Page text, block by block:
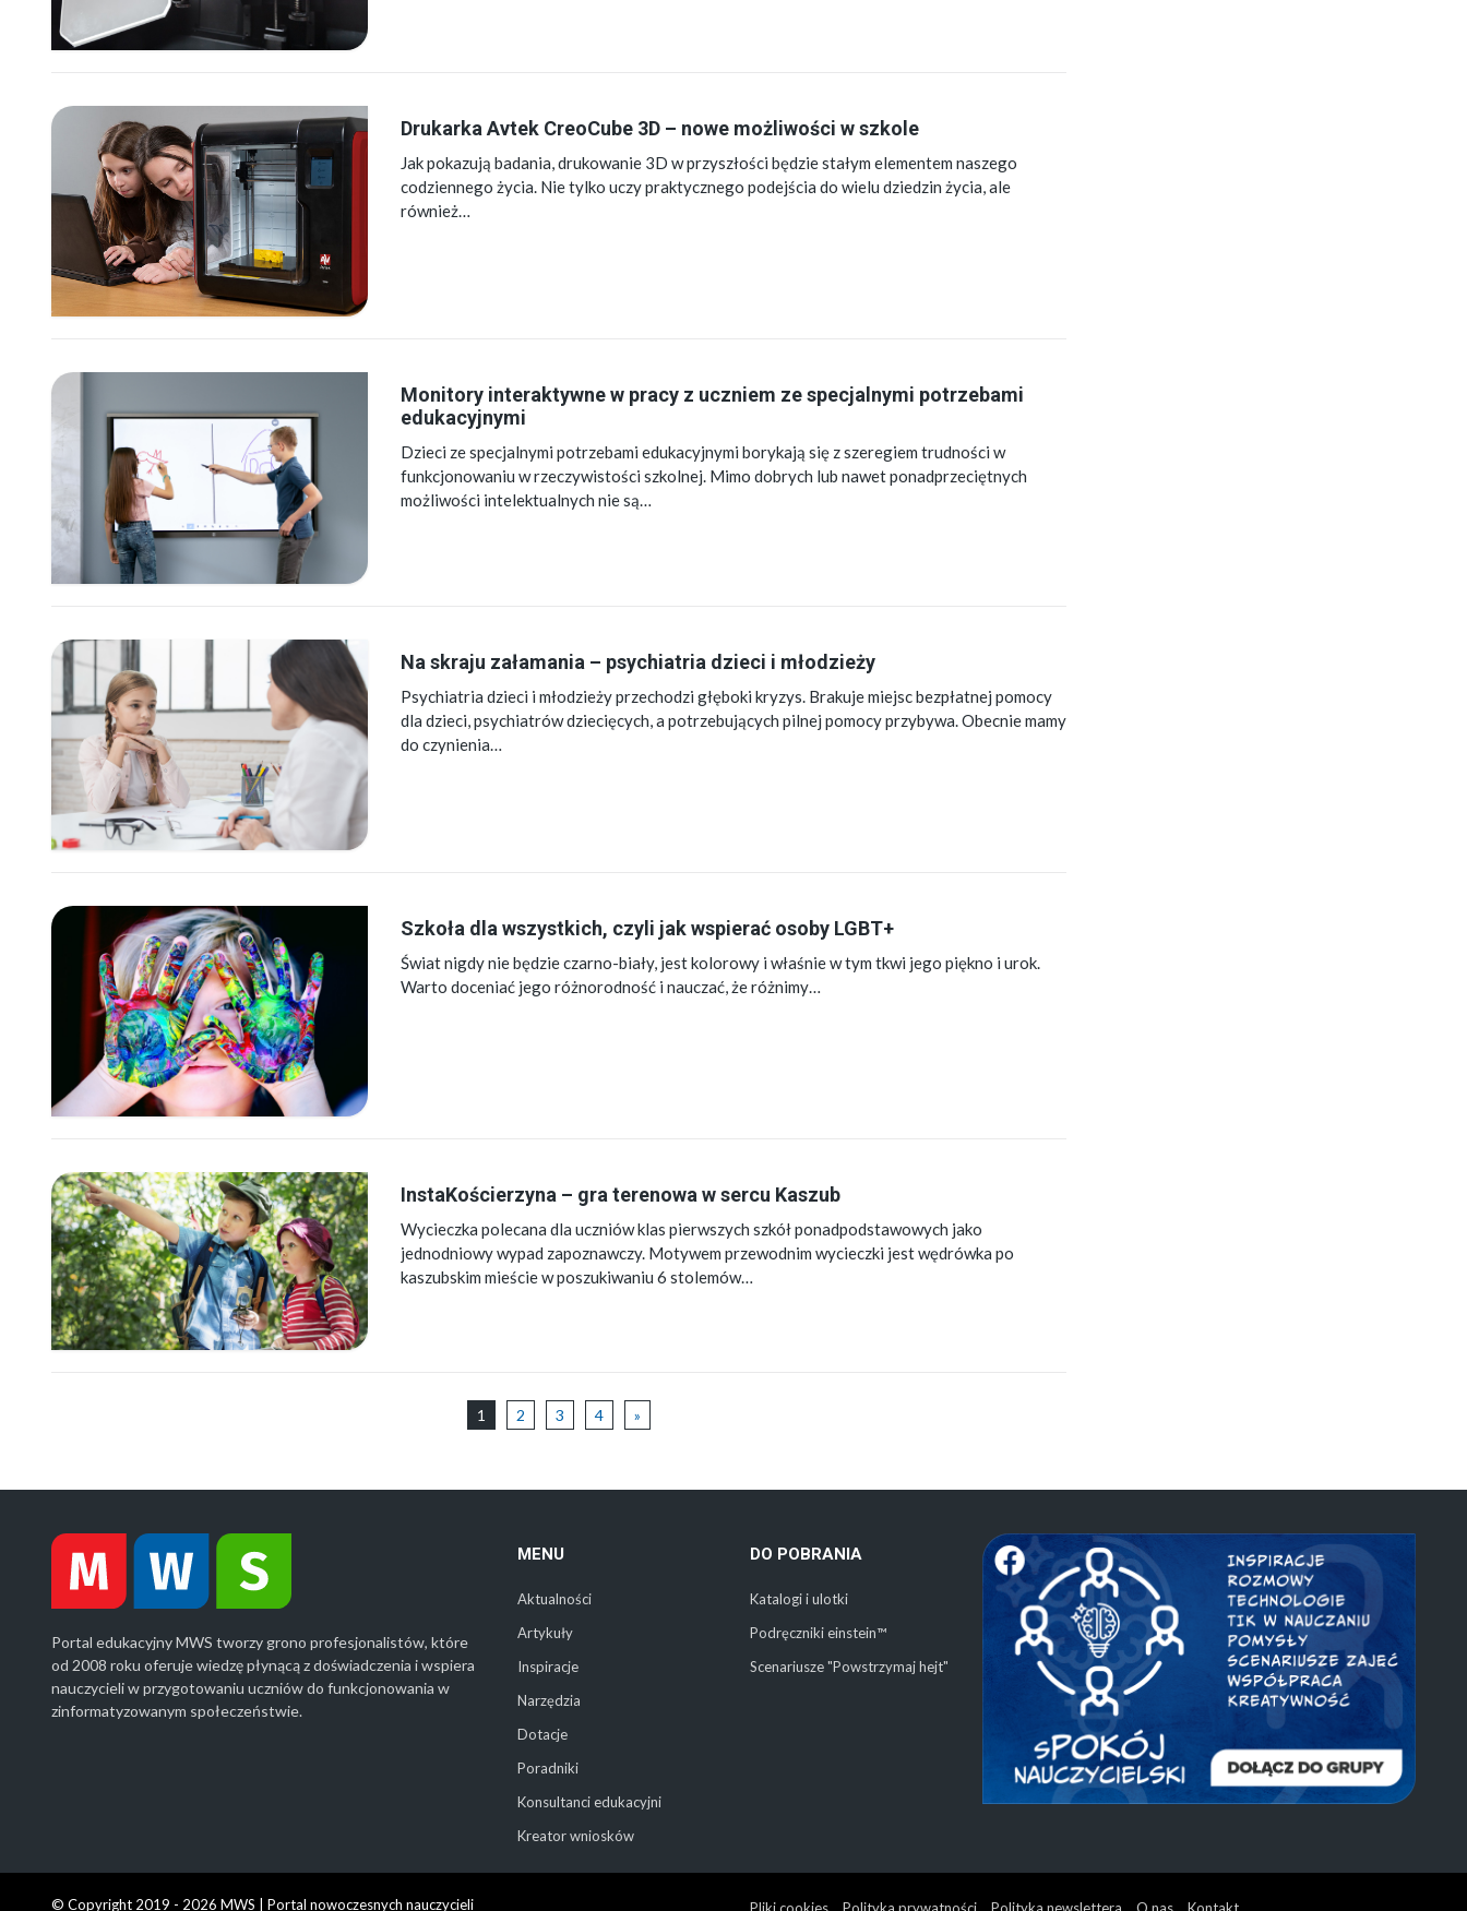
Drukarka Avtek CreoCube 3D – nowe możliwości w szkole
Jak pokazują badania, drukowanie 3D w przyszłości będzie stałym elementem naszego
codziennego życia. Nie tylko uczy praktycznego podejścia do wielu dziedzin życia, ale
również…
Monitory interaktywne w pracy z uczniem ze specjalnymi potrzebami
edukacyjnymi
Dzieci ze specjalnymi potrzebami edukacyjnymi borykają się z szeregiem trudności w
funkcjonowaniu w rzeczywistości szkolnej. Mimo dobrych lub nawet ponadprzeciętnych
możliwości intelektualnych nie są…
Na skraju załamania – psychiatria dzieci i młodzieży
Psychiatria dzieci i młodzieży przechodzi głęboki kryzys. Brakuje miejsc bezpłatnej pomocy
dla dzieci, psychiatrów dziecięcych, a potrzebujących pilnej pomocy przybywa. Obecnie mamy
do czynienia…
Szkoła dla wszystkich, czyli jak wspierać osoby LGBT+
Świat nigdy nie będzie czarno-biały, jest kolorowy i właśnie w tym tkwi jego piękno i urok.
Warto doceniać jego różnorodność i nauczać, że różnimy…
InstaKościerzyna – gra terenowa w sercu Kaszub
Wycieczka polecana dla uczniów klas pierwszych szkół ponadpodstawowych jako
jednodniowy wypad zapoznawczy. Motywem przewodnim wycieczki jest wędrówka po
kaszubskim mieście w poszukiwaniu 6 stolemów…
1 2 3 4 »
Portal edukacyjny MWS tworzy grono profesjonalistów, które
od 2008 roku oferuje wiedzę płynącą z doświadczenia i wspiera
nauczycieli w przygotowaniu uczniów do funkcjonowania w
zinformatyzowanym społeczeństwie.
MENU
Aktualności
Artykuły
Inspiracje
Narzędzia
Dotacje
Poradniki
Konsultanci edukacyjni
Kreator wniosków
DO POBRANIA
Katalogi i ulotki
Podręczniki einstein™
Scenariusze "Powstrzymaj hejt"
© Copyright 2019 - 2026 MWS | Portal nowoczesnych nauczycieli